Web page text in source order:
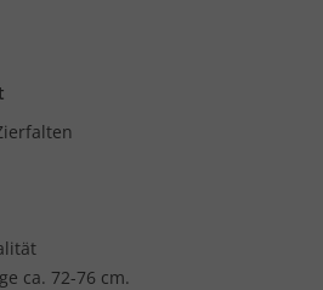
ca. 72-76 cm.